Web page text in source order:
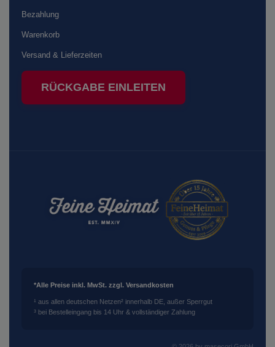
Bezahlung
Warenkorb
Versand & Lieferzeiten
RÜCKGABE EINLEITEN
*Alle Preise inkl. MwSt. zzgl. Versandkosten
¹ aus allen deutschen Netzen² innerhalb DE, außer Sperrgut
³ bei Bestelleingang bis 14 Uhr & vollständiger Zahlung